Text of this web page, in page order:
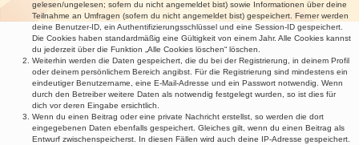
gelesen/ungelesen; sofern du nicht angemeldet bist) sowie Informationen über deine
Teilnahme an Umfragen (sofern du nicht angemeldet bist) gespeichert. Ferner werden
deine Benutzer-ID, ein Authentifizierungsschlüssel und eine Session-ID gespeichert.
Die Cookies haben standardmäßig eine Gültigkeit von einem Jahr. Alle Cookies kannst
du jederzeit über die Funktion „Alle Cookies löschen“ löschen.
Weiterhin werden die Daten gespeichert, die du bei der Registrierung, in deinem Profil
oder deinem persönlichem Bereich angibst. Für die Registrierung sind mindestens ein
eindeutiger Benutzername, eine E-Mail-Adresse und ein Passwort notwendig. Wenn
durch den Betreiber weitere Daten als notwendig festgelegt wurden, so ist dies für
dich vor deren Eingabe ersichtlich.
Wenn du einen Beitrag oder eine private Nachricht erstellst, so werden die dort
eingegebenen Daten ebenfalls gespeichert. Gleiches gilt, wenn du einen Beitrag als
Entwurf zwischenspeicherst. In diesen Fällen wird auch deine IP-Adresse gespeichert.